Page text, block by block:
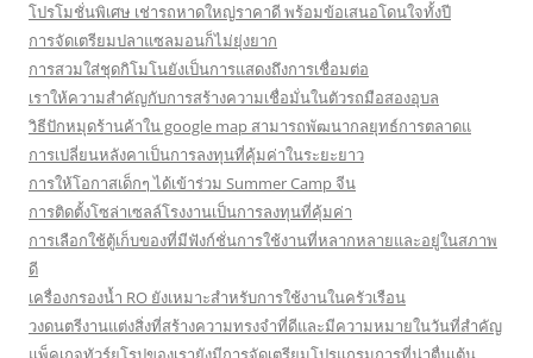
โปรโมชั่นพิเศษ เช่ารถหาดใหญ่ราคาดี พร้อมข้อเสนอโดนใจทั้งปี
การจัดเตรียมปลาแซลมอนก็ไม่ยุ่งยาก
การสวมใส่ชุดกิโมโนยังเป็นการแสดงถึงการเชื่อมต่อ
เราให้ความสำคัญกับการสร้างความเชื่อมั่นในตัวรถมือสองอุบล
วิธีปักหมุดร้านค้าใน google map สามารถพัฒนากลยุทธ์การตลาดแ
การเปลี่ยนหลังคาเป็นการลงทุนที่คุ้มค่าในระยะยาว
การให้โอกาสเด็กๆ ได้เข้าร่วม Summer Camp จีน
การติดตั้งโซล่าเซลล์โรงงานเป็นการลงทุนที่คุ้มค่า
การเลือกใช้ตู้เก็บของที่มีฟังก์ชั่นการใช้งานที่หลากหลายและอยู่ในสภาพ
ดี
เครื่องกรองน้ำ RO ยังเหมาะสำหรับการใช้งานในครัวเรือน
วงดนตรีงานแต่งสิ่งที่สร้างความทรงจำที่ดีและมีความหมายในวันที่สำคัญ